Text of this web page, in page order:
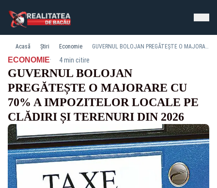
Acasă Știri Economie GUVERNUL BOLOJAN PREGĂTEȘTE O MAJORARE CU 70% A IMPOZITELOR LOCALE PE CLĂDIRI ȘI TERENURI DIN 2026
ECONOMIE· 4 min citire
GUVERNUL BOLOJAN
PREGĂTEȘTE O MAJORARE CU
70% A IMPOZITELOR LOCALE PE
CLĂDIRI ȘI TERENURI DIN 2026